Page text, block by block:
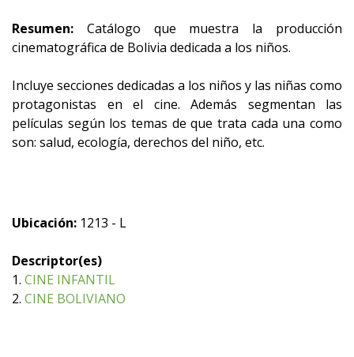
Resumen: Catálogo que muestra la producción
cinematográfica de Bolivia dedicada a los niños.
Incluye secciones dedicadas a los niños y las niñas como
protagonistas en el cine. Además segmentan las
películas según los temas de que trata cada una como
son: salud, ecología, derechos del niño, etc.
Ubicación: 1213 - L
Descriptor(es)
1. CINE INFANTIL
2. CINE BOLIVIANO